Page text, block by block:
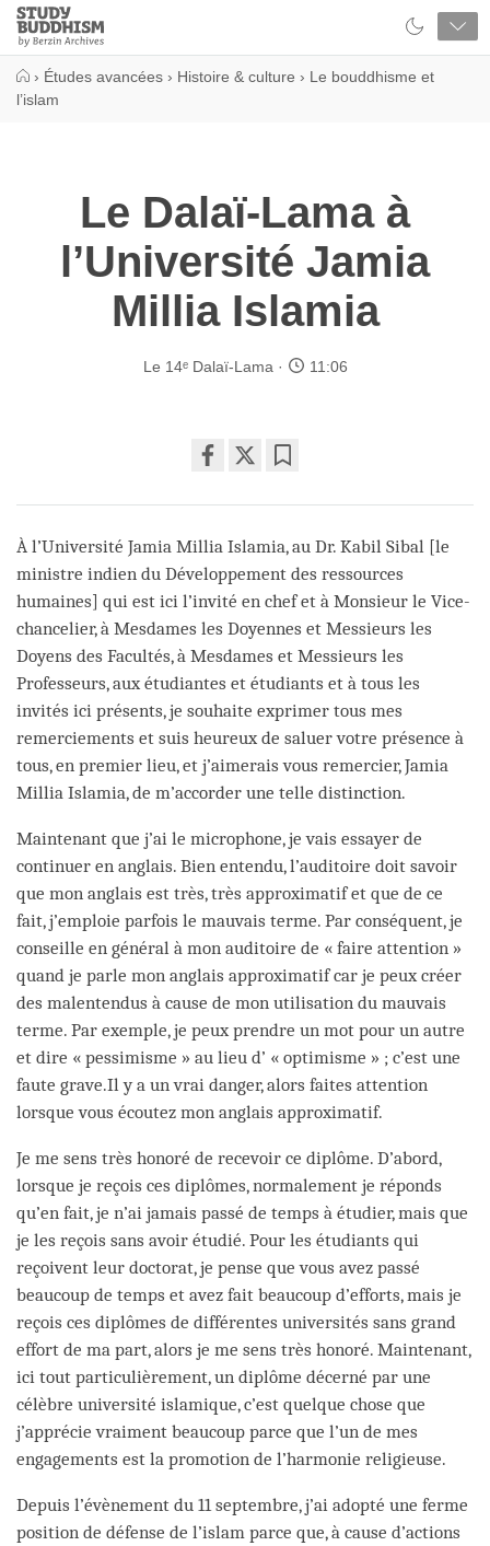
Close
Study
Buddhism
Home
› Études avancées › Histoire & culture › Le bouddhisme et
l’islam
Le Dalaï-Lama à
l’Université Jamia
Millia Islamia
Le 14ᵉ Dalaï-Lama 11:06
on
facebook
À l’Université Jamia Millia Islamia, au Dr. Kabil Sibal [le
ministre indien du Développement des ressources
humaines] qui est ici l’invité en chef et à Monsieur le Vice-
chancelier, à Mesdames les Doyennes et Messieurs les
Doyens des Facultés, à Mesdames et Messieurs les
Professeurs, aux étudiantes et étudiants et à tous les
invités ici présents, je souhaite exprimer tous mes
remerciements et suis heureux de saluer votre présence à
tous, en premier lieu, et j’aimerais vous remercier, Jamia
Millia Islamia, de m’accorder une telle distinction.
Maintenant que j’ai le microphone, je vais essayer de
continuer en anglais. Bien entendu, l’auditoire doit savoir
que mon anglais est très, très approximatif et que de ce
fait, j’emploie parfois le mauvais terme. Par conséquent, je
conseille en général à mon auditoire de « faire attention »
quand je parle mon anglais approximatif car je peux créer
des malentendus à cause de mon utilisation du mauvais
terme. Par exemple, je peux prendre un mot pour un autre
et dire « pessimisme » au lieu d’ « optimisme » ; c’est une
faute grave.Il y a un vrai danger, alors faites attention
lorsque vous écoutez mon anglais approximatif.
Je me sens très honoré de recevoir ce diplôme. D’abord,
lorsque je reçois ces diplômes, normalement je réponds
qu’en fait, je n’ai jamais passé de temps à étudier, mais que
je les reçois sans avoir étudié. Pour les étudiants qui
reçoivent leur doctorat, je pense que vous avez passé
beaucoup de temps et avez fait beaucoup d’efforts, mais je
reçois ces diplômes de différentes universités sans grand
effort de ma part, alors je me sens très honoré. Maintenant,
ici tout particulièrement, un diplôme décerné par une
célèbre université islamique, c’est quelque chose que
j’apprécie vraiment beaucoup parce que l’un de mes
engagements est la promotion de l’harmonie religieuse.
Depuis l’évènement du 11 septembre, j’ai adopté une ferme
position de défense de l’islam parce que, à cause d’actions